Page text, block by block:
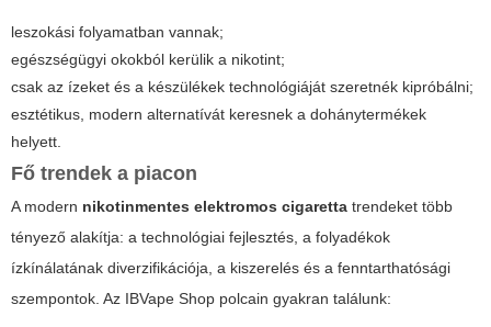
leszokási folyamatban vannak;
egészségügyi okokból kerülik a nikotint;
csak az ízeket és a készülékek technológiáját szeretnék kipróbálni;
esztétikus, modern alternatívát keresnek a dohánytermékek
helyett.
Fő trendek a piacon
A modern nikotinmentes elektromos cigaretta trendeket több
tényező alakítja: a technológiai fejlesztés, a folyadékok
ízkínálatának diverzifikációja, a kiszerelés és a fenntarthatósági
szempontok. Az IBVape Shop polcain gyakran találunk: